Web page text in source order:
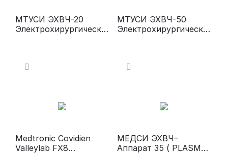
МТУСИ ЭХВЧ-20
Электрохирургически
МТУСИ ЭХВЧ-50
Электрохирургически
Medtronic Covidien
Valleylab FX8
МЕДСИ ЭХВЧ–
Аппарат 35 ( PLASMA